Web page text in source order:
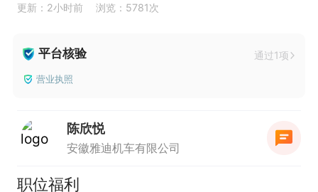
更新：2小时前 浏览：5781次
平台核验 通过1项
营业执照
陈欣悦
安徽雅迪机车有限公司
职位福利